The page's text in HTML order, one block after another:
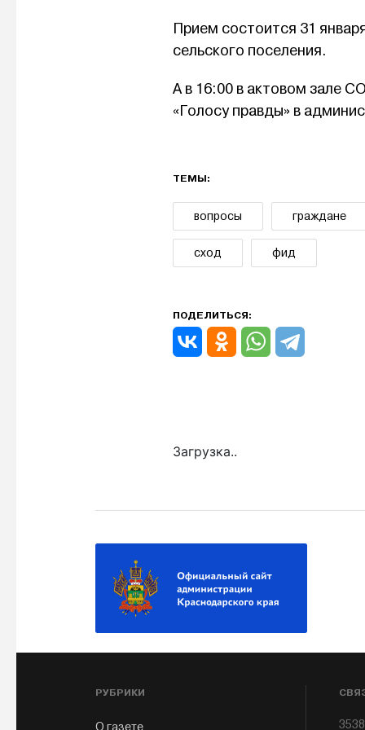
Прием состоится 31
сельского поселения.
А в 16:00 в актовом зале
«Голосу правды» в
ТЕМЫ:
вопросы граждане
сход фид
ПОДЕЛИТЬСЯ:
Загрузка..
РУБРИКИ
О газете